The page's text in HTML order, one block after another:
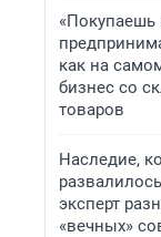
«Покупаешь
как на
бизнес со
товаров
Наследие,
эксперт
«вечных»